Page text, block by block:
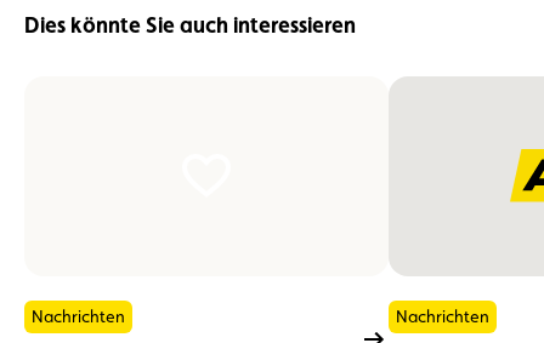
Dies könnte Sie auch interessieren
Nachrichten Nachrichten